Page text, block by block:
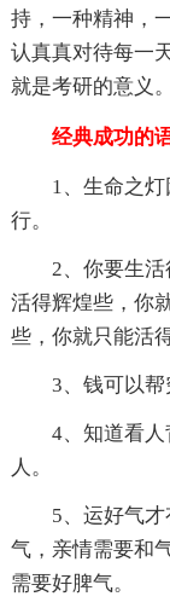
持，一种精神，
认真真对待每一
就是考研的意义。
经典成功的语
1、生命之
行。
2、你要生
活得辉煌些，你
些，你就只能活
3、钱可以帮
4、知道看
人。
5、运好气
气，亲情需要和
需要好脾气。